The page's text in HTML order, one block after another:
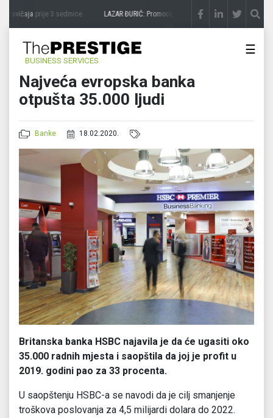
zavičajaprije 3 sedmice LAZAR ĐURIĆ: Promocija potencijal pretvara u destinaciju
BUSINESS SERVICES
☰
Najveća evropska banka
otpušta 35.000 ljudi
Banke 18.02.2020.
Britanska banka HSBC najavila je da će ugasiti oko
35.000 radnih mjesta i saopštila da joj je profit u
2019. godini pao za 33 procenta.
U saopštenju HSBC-a se navodi da je cilj smanjenje
troškova poslovanja za 4,5 milijardi dolara do 2022.